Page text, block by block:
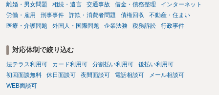
離婚・男女問題 相続・遺言 交通事故 借金・債務整理
インターネット
労働・雇用
刑事事件 詐欺・消費者問題 債権回収
不動産・住まい
医療・介護問題
外国人・国際問題 企業法務 税務訴訟 行政事件
対応体制で絞り込む
法テラス利用可 カード利用可 分割払い利用可
後払い利用可
初回面談無料
休日面談可 夜間面談可 電話相談可
メール相談可
WEB面談可